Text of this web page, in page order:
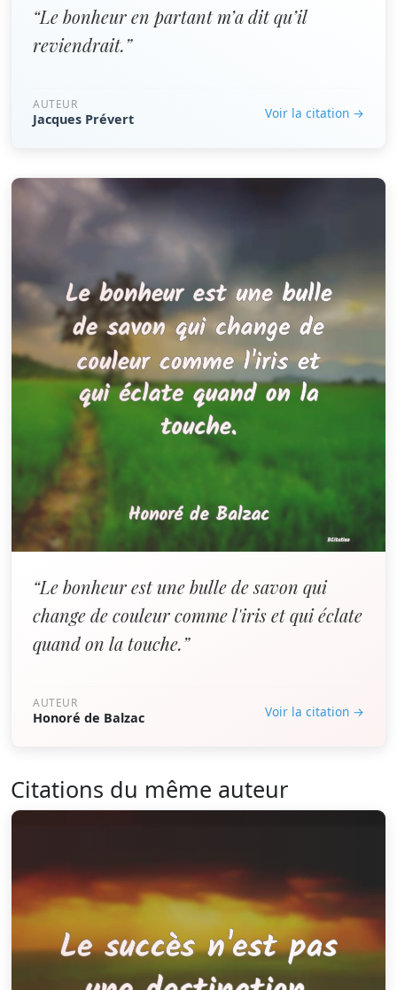
“Le bonheur en partant m’a dit qu’il
reviendrait.”
AUTEUR
Jacques Prévert Voir la citation →
“Le bonheur est une bulle de savon qui
change de couleur comme l'iris et qui éclate
quand on la touche.”
AUTEUR
Honoré de Balzac Voir la citation →
Citations du même auteur